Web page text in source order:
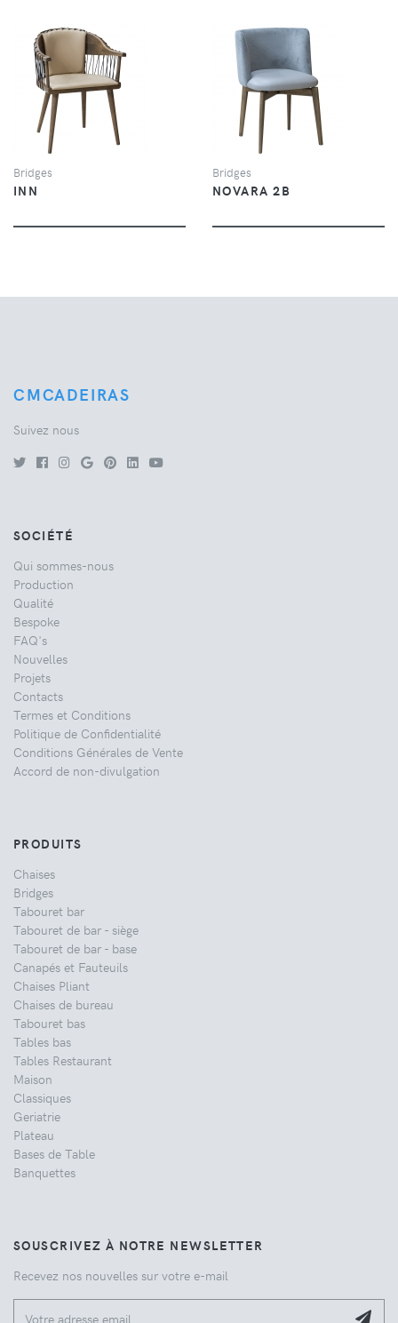
VUE
Bridges
INN
VUE
Bridges
NOVARA 2B
CMCADEIRAS
Suivez nous
SOCIÉTÉ
Qui sommes-nous
Production
Qualité
Bespoke
FAQ's
Nouvelles
Projets
Contacts
Termes et Conditions
Politique de Confidentialité
Conditions Générales de Vente
Accord de non-divulgation
PRODUITS
Chaises
Bridges
Tabouret bar
Tabouret de bar - siège
Tabouret de bar - base
Canapés et Fauteuils
Chaises Pliant
Chaises de bureau
Tabouret bas
Tables bas
Tables Restaurant
Maison
Classiques
Geriatrie
Plateau
Bases de Table
Banquettes
SOUSCRIVEZ À NOTRE NEWSLETTER
Recevez nos nouvelles sur votre e-mail